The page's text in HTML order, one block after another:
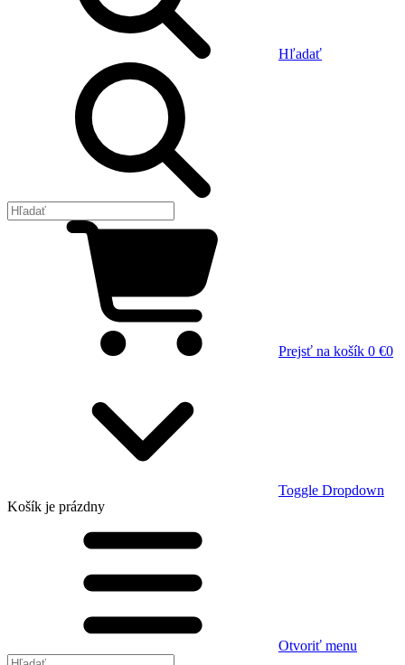
Hľadať
Prejsť na košík 0 €0
Toggle Dropdown
Košík je prázdny
Otvoriť menu